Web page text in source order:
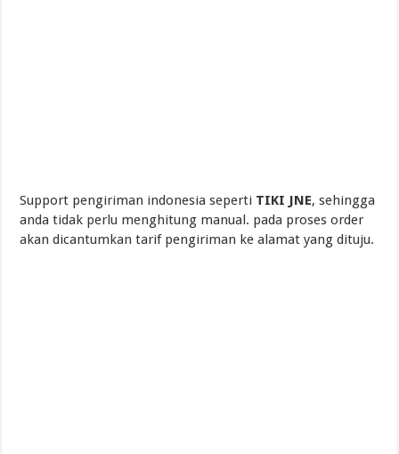
Support pengiriman indonesia seperti TIKI JNE, sehingga
anda tidak perlu menghitung manual. pada proses order
akan dicantumkan tarif pengiriman ke alamat yang dituju.